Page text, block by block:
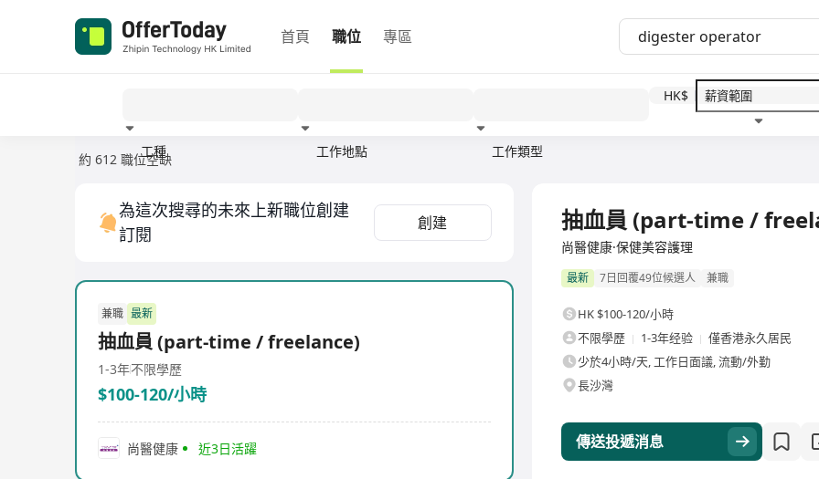
首頁 職位 專區
工種 工作地點 工作類型
HK$
約 612 職位空缺
為這次搜尋的未來上新職位創建
訂閱
創建
兼職 最新
抽血員 (part-time / freelance)
1-3年不限學歷
$100-120/小時
尚醫健康 近3日活躍
抽血員 (part-time /
尚醫健康·保健美容護理
最新 7日回覆49位候選人 兼職
HK $100-120/小時
不限學歷
1-3年经验
僅香港永久居民
少於4小時/天, 工作日面議, 流動/外勤
長沙灣
傳送投遞消息